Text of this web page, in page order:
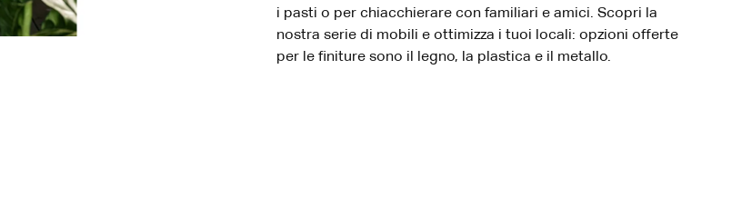
i pasti o per chiacchierare con familiari e amici. Scopri la
nostra serie di mobili e ottimizza i tuoi locali: opzioni offerte
per le finiture sono il legno, la plastica e il metallo.